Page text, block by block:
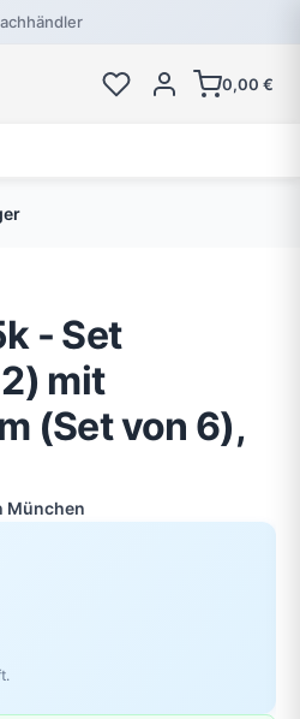
0,00 €
- Set
mit
(Set von 6),
München